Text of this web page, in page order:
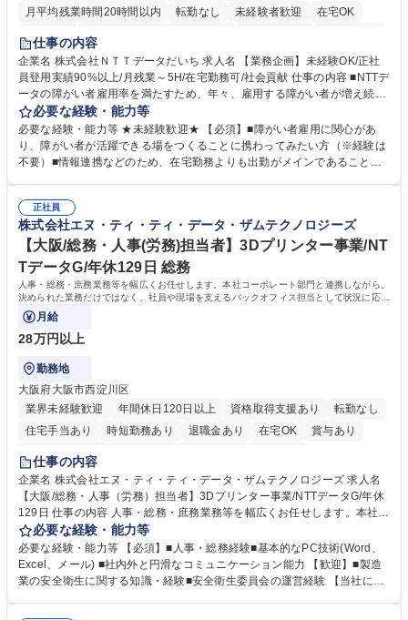
月平均残業時間20時間以内 転勤なし 未経験者歓迎
在宅OK
育休あり
完全週休2日制
仕事の内容
企業名 株式会社ＮＴＴデータだいち 求人名 【業務企画】未経験OK/正社
員登用実績90%以上/月残業～5H/在宅勤務可/社会貢献 仕事の内容 ■NTTデ
ータの障がい者雇用率を満たすため、年々、雇用する障がい者が増え続け
ています。中でも、完全在宅勤務の障がい者の増加数が多いため、その業
務を増やすお仕事を担っていただきます。 【詳細】■既存業務の拡大およ
び運用のサポート(オペレーション業務:申請書の作成代行等) ■新規事業・
サービスの企画立案および推進 障がい者の方にどんな仕事があると良いか
やスキルの把握 ■AI活用業務など、既存領域を超えた案件の開拓 ■NTTデ
ータグループの会社へ提案活動 募集職種 【業務企画】未経験OK/正社員登
用実績90%以上/月残業～5H/在宅勤務可/社会貢献
必要な経験・能力等
必要な経験・能力等 ★未経験歓迎★ 【必須】■障がい者雇用に関心があ
り、障がい者が活躍できる場をつくることに携わってみたい方（※経験は
不要）■情報連携などのため、在宅勤務よりも出勤がメインであることに
用】正社員登用を前提としておりますので、最短で1.5年～2年で正社員へ
の雇用切り替えとなります。過去の正社員登用率は90％です。 将来的に
は当社の中核となる管理職になって頂く事を期待しています。 正社員登用
に向け全力でサポートを行いますのでご安心ください。 学歴・資格 学
歴：大学院 大学 高専 短大 専修学校 高校 語学力： 資格：
正社員
株式会社エヌ・ティ・ティ・データ・ザムテクノロジーズ
【大阪/総務・人事(労務)担当者】3Dプリンター事業/NT
TデータG/年休129日 総務
人事・総務・庶務業務等を幅広くお任せします。本社コーポレート部門と連携しながら、
決められた業務だけではなく、社員や現場を支えるバックオフィス担当として状況に応じ
て柔軟に対応いただくことを期待します。
月給
28万円以上
勤務地
大阪府大阪市西淀川区
業界未経験歓迎
年間休日120日以上 資格取得支援あり
転勤なし
住宅手当あり
時短勤務あり 退職金あり 在宅OK
賞与あり
完全週休2日制
仕事の内容
企業名 株式会社エヌ・ティ・ティ・データ・ザムテクノロジーズ 求人名
【大阪/総務・人事（労務）担当者】3Dプリンター事業/NTTデータG/年休
129日 仕事の内容 人事・総務・庶務業務等を幅広くお任せします。本社コ
ーポレート部門と連携しながら、決められた業務だけではなく、社員や現
場を支えるバックオフィス担当として状況に応じて柔軟に対応いただくこ
とを期待します。 【詳細】■入退社手続き、社員情報管理■入社時オリエ
ンテーションの実施■勤怠・各種申請内容の確認■採用業務のサポート■来
必要な経験・能力等
必要な経験・能力等 【必須】■人事・総務経験■基本的なPC技術(Word、
Excel、メール) ■社内外と円滑なコミュニケーション能力 【歓迎】■製造
業の安全衛生に関する知識・経験■安全衛生委員会の運営経験 【当社につ